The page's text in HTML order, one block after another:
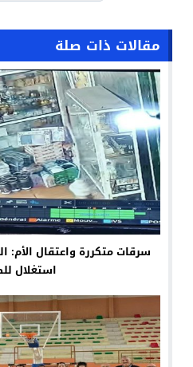
مقالات ذات صلة
سرقات متكررة واعتقال الأم:
استغلال